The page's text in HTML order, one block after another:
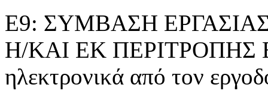
Ε9: ΣΥΜΒΑΣΗ
Η/ΚΑΙ ΕΚ ΠΕΡΙΤΡΟΠΗΣ
ηλεκτρονικά από τον